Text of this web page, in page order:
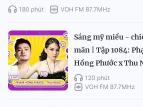
180 phút VOH FM 87.7MHz
Sáng mỹ miều -
mãn | Tập 1084:
Hồng Phước x Thu
120 phút
VOH FM 87.7MHz